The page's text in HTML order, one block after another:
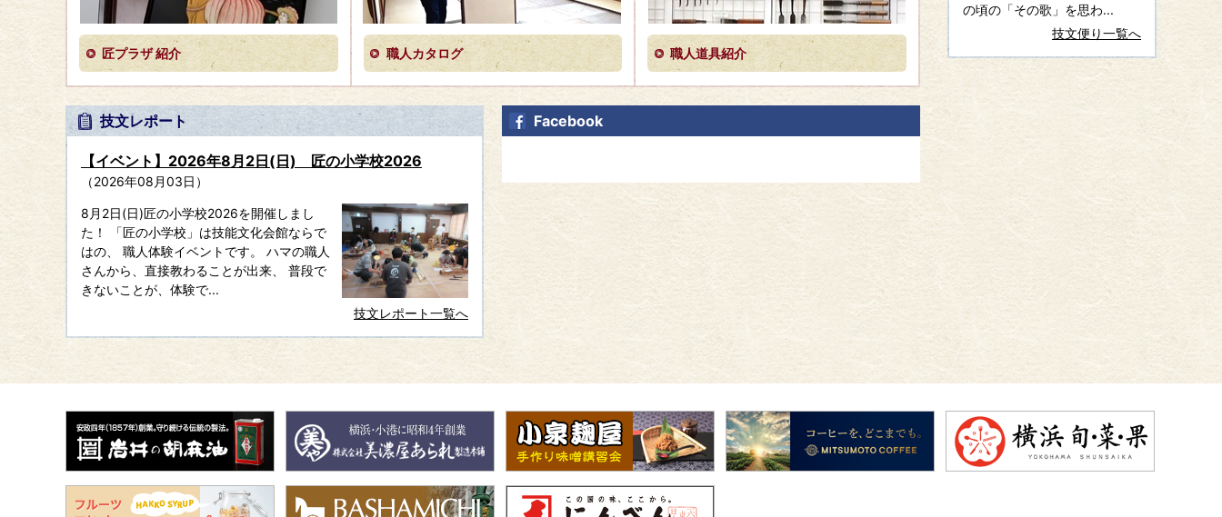
匠プラザ 紹介 職人カタログ 職人道具紹介
技文レポート
【イベント】2026年8月2日(日) 匠の小学校2026
2026年08月03日
8月2日(日)匠の小学校2026を開催しまし
た！ 「匠の小学校」は技能文化会館ならで
はの、 職人体験イベントです。 ハマの職人
さんから、直接教わることが出来、 普段で
きないことが、体験で...
技文レポート一覧へ
Facebook
の頃の「その歌」を思わ...
技文便り一覧へ